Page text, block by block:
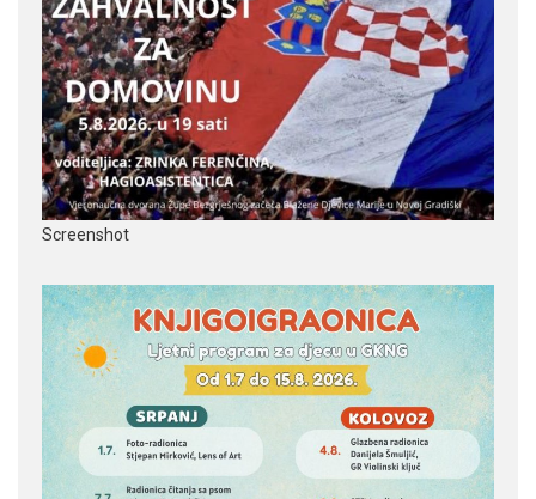
Screenshot